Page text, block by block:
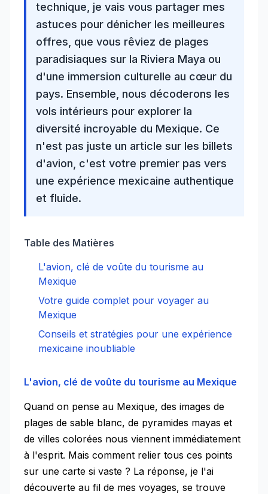
technique, je vais vous partager mes
astuces pour dénicher les meilleures
offres, que vous rêviez de plages
paradisiaques sur la Riviera Maya ou
d'une immersion culturelle au cœur du
pays. Ensemble, nous décoderons les
vols intérieurs pour explorer la
diversité incroyable du Mexique. Ce
n'est pas juste un article sur les billets
d'avion, c'est votre premier pas vers
une expérience mexicaine authentique
et fluide.
Table des Matières
L'avion, clé de voûte du tourisme au
Mexique
Votre guide complet pour voyager au
Mexique
Conseils et stratégies pour une expérience
mexicaine inoubliable
L'avion, clé de voûte du tourisme au Mexique
Quand on pense au Mexique, des images de
plages de sable blanc, de pyramides mayas et
de villes colorées nous viennent immédiatement
à l'esprit. Mais comment relier tous ces points
sur une carte si vaste ? La réponse, je l'ai
découverte au fil de mes voyages, se trouve